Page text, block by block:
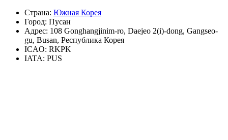
Страна: Южная Корея
Город: Пусан
Адрес: 108 Gonghangjinim-ro, Daejeo 2(i)-dong, Gangseo-
gu, Busan, Республика Корея
ICAO: RKPK
IATA: PUS